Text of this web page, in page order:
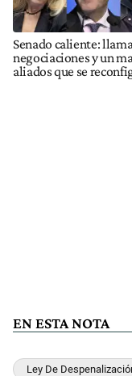
Senado caliente:
negociaciones y un
aliados que se
EN ESTA NOTA
Ley De